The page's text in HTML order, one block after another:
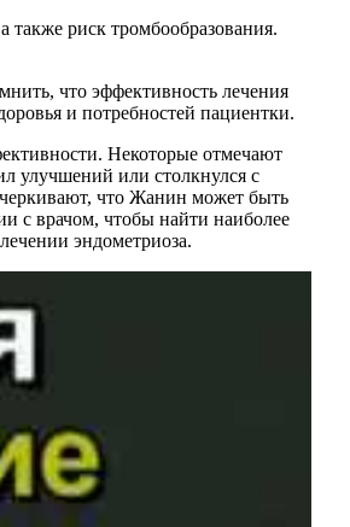
риск тромбообразования.
что эффективность лечения
и потребностей пациентки.
Некоторые отмечают
улучшений или столкнулся с
что Жанин может быть
с врачом, чтобы найти наиболее
эндометриоза.